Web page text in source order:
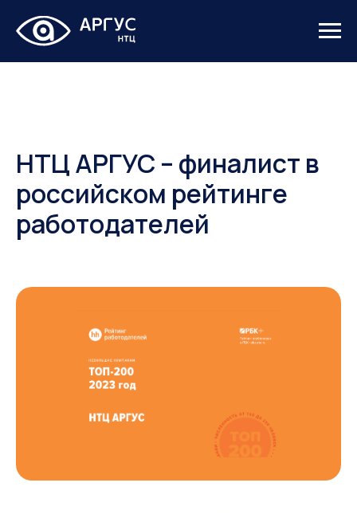
НТЦ АРГУС – финалист в
российском рейтинге
работодателей